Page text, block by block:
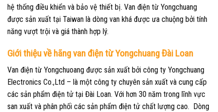
hệ thống điều khiển và bảo vệ thiết bị. Van điện từ Yongchuang
được sản xuất tại Taiwan là dòng van khá được ưa chuộng bởi tính
năng vượt trội và giá thành hợp lý.
Giới thiệu về hãng van điện từ Yongchuang Đài Loan
Van điện từ Yongchuoang được sản xuất bởi công ty Yongchuang
Electronics Co.,Ltd – là một công ty chuyên sản xuất và cung cấp
các sản phẩm điện tử tại Đài Loan. Với hơn 30 năm trong lĩnh vực
san xuất và phân phối các sản phẩm điện tử chất lượng cao. Dòng